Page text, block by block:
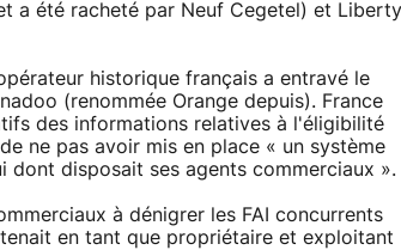
a été racheté par Neuf Cegetel) et Liberty
historique français a entravé le
(renommée Orange depuis). France
des informations relatives à l'éligibilité
ne pas avoir mis en place « un système
dont disposait ses agents commerciaux ».
à dénigrer les FAI concurrents
en tant que propriétaire et exploitant